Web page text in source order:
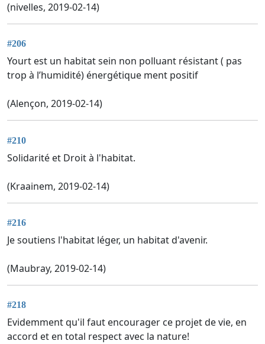
(nivelles, 2019-02-14)
#206
Yourt est un habitat sein non polluant résistant ( pas
trop à l’humidité) énergétique ment positif
(Alençon, 2019-02-14)
#210
Solidarité et Droit à l'habitat.
(Kraainem, 2019-02-14)
#216
Je soutiens l'habitat léger, un habitat d'avenir.
(Maubray, 2019-02-14)
#218
Evidemment qu'il faut encourager ce projet de vie, en
accord et en total respect avec la nature!